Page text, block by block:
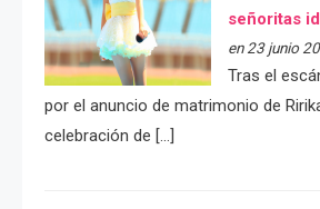
señoritas
en 23 junio
Tras el
por el anuncio de matrimonio de
celebración de […]